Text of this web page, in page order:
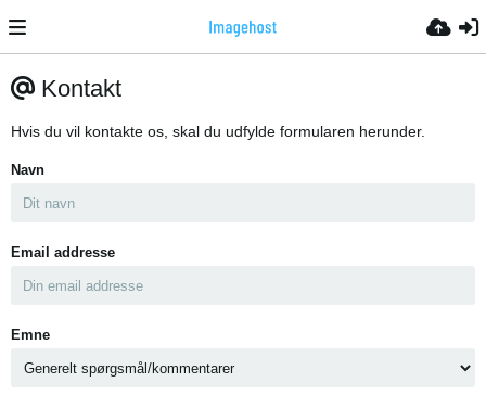
Kontakt
Hvis du vil kontakte os, skal du udfylde formularen herunder.
Navn
Email addresse
Emne